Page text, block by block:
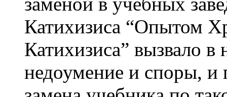
Катихизиса “Опытом
Катихизиса” вызвало в
недоумение и споры, и